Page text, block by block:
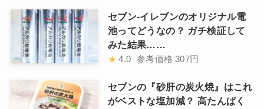
セブン-イレブンのオリジナル電
池ってどうなの？ ガチ検証して
みた結果……
★ 4.0 参考価格 307円
セブンの『砂肝の炭火焼』はこれ
がベストな塩加減？ 高たんぱく